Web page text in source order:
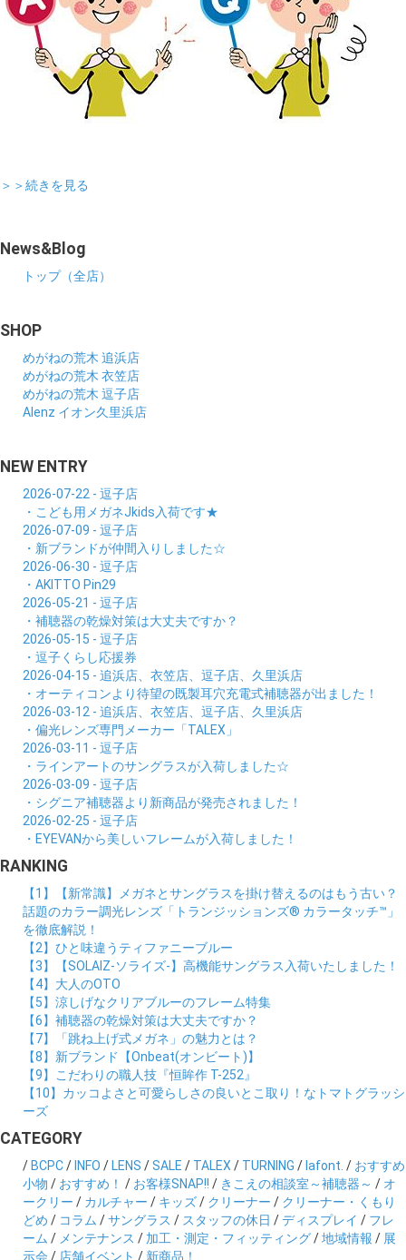
＞＞続きを見る
News&Blog
トップ（全店）
SHOP
めがねの荒木 追浜店
めがねの荒木 衣笠店
めがねの荒木 逗子店
Alenz イオン久里浜店
NEW ENTRY
2026-07-22 - 逗子店
・こども用メガネJkids入荷です★
2026-07-09 - 逗子店
・新ブランドが仲間入りしました☆
2026-06-30 - 逗子店
・AKITTO Pin29
2026-05-21 - 逗子店
・補聴器の乾燥対策は大丈夫ですか？
2026-05-15 - 逗子店
・逗子くらし応援券
2026-04-15 - 追浜店、衣笠店、逗子店、久里浜店
・オーティコンより待望の既製耳穴充電式補聴器が出ました！
2026-03-12 - 追浜店、衣笠店、逗子店、久里浜店
・偏光レンズ専門メーカー「TALEX」
2026-03-11 - 逗子店
・ラインアートのサングラスが入荷しました☆
2026-03-09 - 逗子店
・シグニア補聴器より新商品が発売されました！
2026-02-25 - 逗子店
・EYEVANから美しいフレームが入荷しました！
RANKING
【1】【新常識】メガネとサングラスを掛け替えるのはもう古い？
話題のカラー調光レンズ「トランジッションズ® カラータッチ™」
を徹底解説！
【2】ひと味違うティファニーブルー
【3】【SOLAIZ-ソライズ-】高機能サングラス入荷いたしました！
【4】大人のOTO
【5】涼しげなクリアブルーのフレーム特集
【6】補聴器の乾燥対策は大丈夫ですか？
【7】「跳ね上げ式メガネ」の魅力とは？
【8】新ブランド【Onbeat(オンビート)】
【9】こだわりの職人技『恒眸作 T-252』
【10】カッコよさと可愛らしさの良いとこ取り！なトマトグラッシ
ーズ
CATEGORY
/ BCPC/ INFO / LENS /SALE / TALEX/ TURNING / lafont. / おすすめ
小物 / おすすめ！ / お客様SNAP!! / きこえの相談室～補聴器～ / オ
ークリー / カルチャー / キッズ/ クリーナー / クリーナー・くもり
どめ / コラム /サングラス / スタッフの休日 /ディスプレイ / フレ
ーム / メンテナンス / 加工・測定・フィッティング/地域情報 / 展
示会 / 店舗イベント / 新商品！